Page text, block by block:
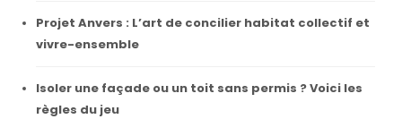
Projet Anvers : L’art de concilier habitat collectif et
vivre-ensemble
Isoler une façade ou un toit sans permis ? Voici les
règles du jeu